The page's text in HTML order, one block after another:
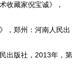
藏家倪宝诚》，
，郑州：河南人民出
出版社，2013年，第